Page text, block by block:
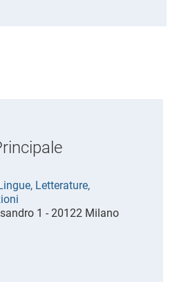
Letterature,
1 - 20122 Milano